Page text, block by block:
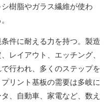
樹脂やガラス繊維が使わ
件に耐える力を持つ。製造
レイアウト、エッチング、
行われ、多くのステップを
リント基板の需要は多岐に
、自動車、家電など、数え